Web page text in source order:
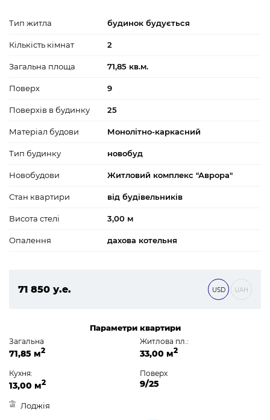
Тип житла будинок будується
Кількість кімнат 2
Загальна площа 71,85 кв.м.
Поверх 9
Поверхів в будинку 25
Матеріал будови Монолітно-каркасний
Тип будинку новобуд
Новобудови Житловий комплекс "Аврора"
Стан квартири від будівельників
Висота стелі 3,00 м
Опалення дахова котельня
71 850 у.е.
USD UAH
Параметри квартири
Загальна
71,85 м2
Житлова пл.:
33,00 м2
Кухня:
13,00 м2
Поверх
9/25
Лоджія